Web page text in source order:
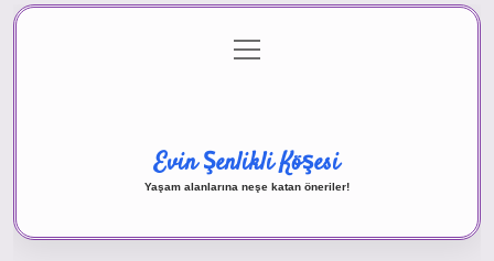
Gizlilik Politikası
menüyü
aç
Evin Şenlikli Köşesi
Yaşam alanlarına neşe katan öneriler!